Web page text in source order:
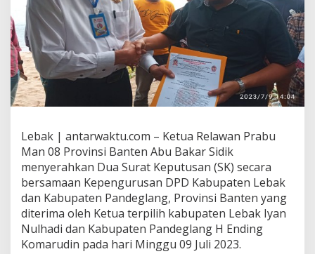
Banten
Lebak | antarwaktu.com – Ketua Relawan Prabu
Man 08 Provinsi Banten Abu Bakar Sidik
menyerahkan Dua Surat Keputusan (SK) secara
bersamaan Kepengurusan DPD Kabupaten Lebak
dan Kabupaten Pandeglang, Provinsi Banten yang
diterima oleh Ketua terpilih kabupaten Lebak Iyan
Nulhadi dan Kabupaten Pandeglang H Ending
Komarudin pada hari Minggu 09 Juli 2023.